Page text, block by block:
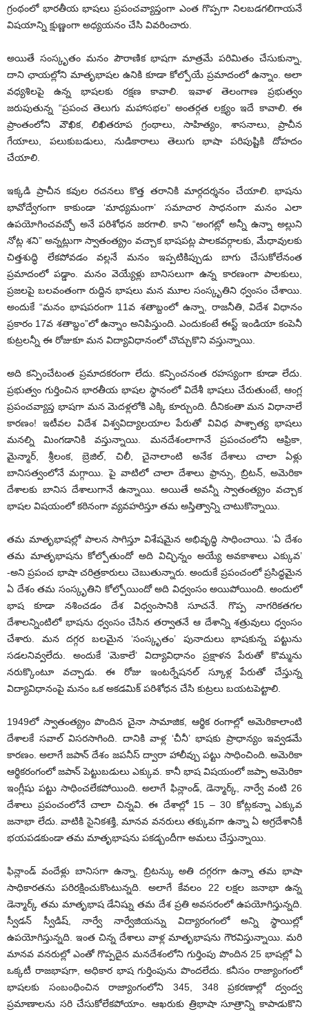
గ్రంథంలో భారతీయ భాషలు ప్రపంచవ్యాప్తంగా ఎంత గొప్పగా నిలబడగలిగాయనే
విషయాన్ని క్షుణ్ణంగా అధ్యయనం చేసి వివరించారు.
అయితే సంస్కృతం మనం పౌరాణిక భాషగా మాత్రమే పరిమితం చేసుకున్నా,
దాని ఛాయల్లోని మాతృభాషల ఉనికి కూడా కోల్పోయే ప్రమాదంలో ఉన్నాం. అలా
వధ్యశిలపై ఉన్న భాషలకు రక్షణ కావాలి. ఇవాళ తెలంగాణ ప్రభుత్వం
జరుపుతున్న “ప్రపంచ తెలుగు మహాసభల” అంతర్గత లక్ష్యం ఇదే కావాలి. ఈ
ప్రాంతంలోని వౌఖిక, లిఖితరూప గ్రంథాలు, సాహిత్యం, శాసనాలు, ప్రాచీన
గేయాలు, పలుకుబడులు, నుడికారాలు తెలుగు భాషా పరిపుష్టికి దోహదం
చేయాలి.
ఇక్కడి ప్రాచీన కవుల రచనలు కొత్త తరానికి మార్గదర్శనం చేయాలి. భాషను
భావోద్వేగంగా కాకుండా ‘మాధ్యమంగా’ సమాచార సాధనంగా మనం ఎలా
ఉపయోగించవచ్చో అనే పరిశోధన జరగాలి. కాని “అంగట్లో అన్నీ ఉన్నా అల్లుని
నోట్ల శని” అన్నట్లుగా స్వాతంత్య్రం వచ్చాక భాషపట్ల పాలకవర్గాలకు, మేధావులకు
చిత్తశుద్ధి లేకపోవడం వల్లనే మనం ఇప్పటికిప్పుడు బాగు చేసుకోలేనంత
ప్రమాదంలో పడ్డాం. మనం వెయ్యేళ్లు బానిసలుగా ఉన్న కారణంగా పాలకులు,
ప్రజలపై బలవంతంగా రుద్దిన భాషలు మన మూల సంస్కృతిని ధ్వంసం చేశాయి.
అందుకే “మనం భాషపరంగా 11వ శతాబ్దంలో ఉన్నా, రాజనీతి, విదేశ విధానం
ప్రకారం 17వ శతాబ్దం”లో ఉన్నాం అనిపిస్తుంది. ఎందుకంటే ఈస్ట్ ఇండియా కంపెనీ
కుట్రలన్నీ ఈ రోజుకూ మన విద్యావిధానంలో చొచ్చుకొని వస్తున్నాయి.
అది కన్పించేటంత ప్రమాదకరంగా లేదు. కన్పించనంత రహస్యంగా కూడా లేదు.
ప్రభుత్వం గుర్తించిన భారతీయ భాషల స్థానంలో విదేశీ భాషలు చేరుతుంటే, ఆంగ్ల
ప్రపంచవ్యాప్త భాషగా మన మెదళ్లలోకి ఎక్కి కూర్చుంది. దీనికంతా మన విధానాలే
కారణం! ఇటీవల విదేశ విశ్వవిద్యాలయాల పేరుతో వివిధ పాశ్చాత్య భాషలు
మనల్ని మింగడానికి వస్తున్నాయి. మనదేశంలాగానే ప్రపంచంలోని ఆఫ్రికా,
మైన్మార్, శ్రీలంక, బ్రెజిల్, చిలీ, చైనాలాంటి అనేక దేశాలు చాలా ఏళ్లు
బానిసత్వంలోనే మగ్గాయి. పై వాటిలో చాలా దేశాలు ఫ్రాన్సు, బ్రిటన్, అమెరికా
దేశాలకు బానిస దేశాలుగానే ఉన్నాయి. అయితే అవన్నీ స్వాతంత్య్రం వచ్చాక
భాషల విషయంలో కఠినంగా వ్యవహరిస్తూ తమ అస్తిత్వాన్ని చాటుకొన్నాయి.
తమ మాతృభాషల్లో పాలన సాగిస్తూ విశేషమైన అభివృద్ధి సాధించాయి. ‘ఏ దేశం
తమ మాతృభాషను కోల్పోతుందో అది విచ్ఛిన్నం అయ్యే అవకాశాలు ఎక్కువ’
-అని ప్రపంచ భాషా చరిత్రకారులు చెబుతున్నారు. అందుకే ప్రపంచంలో ప్రసిద్ధమైన
ఏ దేశం తమ సంస్కృతిని కోల్పోయిందో అది విధ్వంసం అయిపోయింది. అందులో
భాష కూడా నశించడం దేశ విధ్వంసానికి సూచనే. గొప్ప నాగరికతగల
దేశాలన్నింటిలో భాషను ధ్వంసం చేసిన తర్వాతనే ఆ దేశాన్ని శత్రువులు ధ్వంసం
చేశారు. మన దగ్గర బలమైన ‘సంస్కృతం’ పునాదులు భాషకున్న పట్టును
సడలనివ్వలేదు. అందుకే ‘మెకాలే’ విద్యావిధానం ప్రక్షాళన పేరుతో కొమ్మను
నరుక్కొంటూ వచ్చాడు. ఈ రోజు ఇంటర్నేషనల్ స్కూళ్ల పేరుతో చేస్తున్న
విద్యావిధానంపై మనం ఒక అకడమిక్ పరిశోధన చేసి కుట్రలు బయటపెట్టాలి.
1949లో స్వాతంత్య్రం పొందిన చైనా సామాజిక, ఆర్థిక రంగాల్లో అమెరికాలాంటి
దేశాలకే సవాల్ విసరసాగింది. దానికి వాళ్ల ‘చీనీ’ భాషకు ప్రాధాన్యం ఇవ్వడమే
కారణం. అలాగే జపాన్ దేశం జపనీస్ ద్వారా హాలీవ్పు పట్టు సాధించింది. అమెరికా
ఆర్థికరంగంలో జపాన్ పెట్టుబడులు ఎక్కువ. కానీ భాష విషయంలో జప్పా అమెరికా
ఇంగ్లీషు పట్టు సాధించలేకపోయింది. అలాగే ఫిన్లాండ్, డెన్మార్క్, నార్వే వంటి 26
దేశాలు ప్రపంచంలోనే చాలా చిన్నవి. ఈ దేశాల్లో 15 – 30 కోట్లకన్నా ఎక్కువ
జనాభా లేదు. వాటికి సైనికశక్తి, మానవ వనరులు తక్కువగా ఉన్నా ఏ అగ్రదేశానికీ
భయపడకుండా తమ మాతృభాషను పకడ్బందీగా అమలు చేస్తున్నాయి.
ఫిన్లాండ్ వందేళ్లు బానిసగా ఉన్నా, బ్రిటన్కు అతి దగ్గరగా ఉన్నా తమ భాషా
సాధికారతను పరిరక్షించుకొంటున్నది. అలాగే కేవలం 22 లక్షల జనాభా ఉన్న
డెన్మార్క్ తమ మాతృభాష డేనిష్ను తమ దేశ ప్రతి అవసరంలో ఉపయోగిస్తున్నది.
స్వీడన్ స్వీడిష్, నార్వే నార్వేజియన్ను విద్యారంగంలో అన్ని స్థాయిల్లో
ఉపయోగిస్తున్నది. ఇంత చిన్న దేశాలు వాళ్ల మాతృభాషను గౌరవిస్తున్నాయి. మరి
మానవ వనరుల్లో ఎంతో గొప్పదైన మనదేశంలోని గుర్తింపు పొందిన 25 భాషల్లో ఏ
ఒక్కటీ రాజభాషగా, అధికార భాష గుర్తింపును పొందలేదు. కనీసం రాజ్యాంగంలో
భాషలకు సంబంధించిన రాజ్యాంగంలోని 345, 348 ప్రకరణాల్లో ద్వంద్వ
ప్రమాణాలను సరి చేసుకోలేకపోయాం. ఆఖరుకు త్రిభాషా సూత్రాన్ని కాపాడుకొని